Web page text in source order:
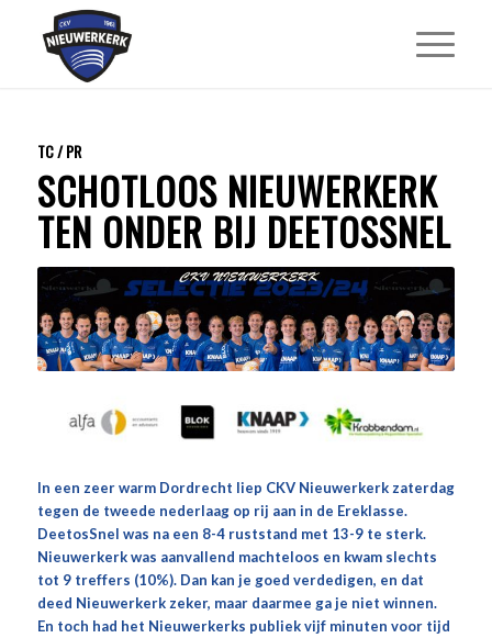
TC / PR
SCHOTLOOS NIEUWERKERK
TEN ONDER BIJ DEETOSSNEL
In een zeer warm Dordrecht liep CKV Nieuwerkerk zaterdag
tegen de tweede nederlaag op rij aan in de Ereklasse.
DeetosSnel was na een 8-4 ruststand met 13-9 te sterk.
Nieuwerkerk was aanvallend machteloos en kwam slechts
tot 9 treffers (10%). Dan kan je goed verdedigen, en dat
deed Nieuwerkerk zeker, maar daarmee ga je niet winnen.
En toch had het Nieuwerkerks publiek vijf minuten voor tijd